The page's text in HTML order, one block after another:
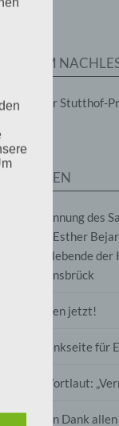
ZUM
Der Stutthof-
SEITEN
Benennung des
nach Esther
Überlebende
Ravensbrück
Frieden jetzt!
Gedenkseite für
Im Wortlaut:
Vielen Dank